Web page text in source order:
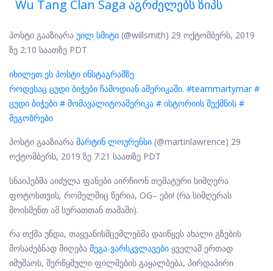
Wu Tang Clan Saga Აგრძელებს Ზიპს
პოსტი გააზიარა უილ სმიტი (@willsmith) 29 ოქტომბერს, 2019
ზე 2:10 საათზე PDT
იხილეთ ეს პოსტი ინსტაგრამზე
როდესაც ცუდი ბიჭები ჩამოდიან ამერიკაში. #teammartymar #
ცუდი ბიჭები # მომავალიტოამერიკა # ისტორიის შექმნის #
მეგობრები
პოსტი გააზიარა მარტინ ლოურენსი (@martinlawrence) 29
ოქტომბერს, 2019 ზე 7:21 საათზე PDT
სნაიპებმა აიძულა ფანები აირჩიონ თემატური სიმღერა
ფოტოსთვის, რომელშიც წერია, OG– ები! (რა სიმღერას
მოისმენთ ამ სურათთან თამაში).
რა თქმა უნდა, თაყვანისმცემლებმა დაიწყეს ახალი გზების
მოსაძებნად მიღება მეგა-ვარსკვლავები ყველამ ერთად
იმუშაოს, შერწყმული ფილმების გაყალბება, პირდაპირი